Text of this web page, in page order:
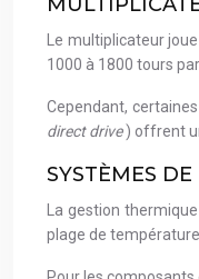
Le multiplicateur
1000 à 1800 tours
Cependant,
direct drive) offrent
SYSTÈMES
La gestion
plage de